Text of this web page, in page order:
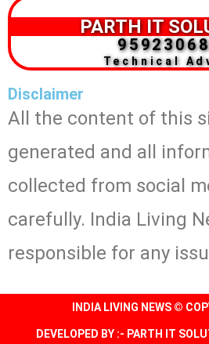
PARTH IT
Technical
Disclaimer
All the content of this
generated and all
collected from social
carefully. India Living
responsible for any
INDIA LIVING NEWS ©
DEVELOPED BY :- PARTH IT